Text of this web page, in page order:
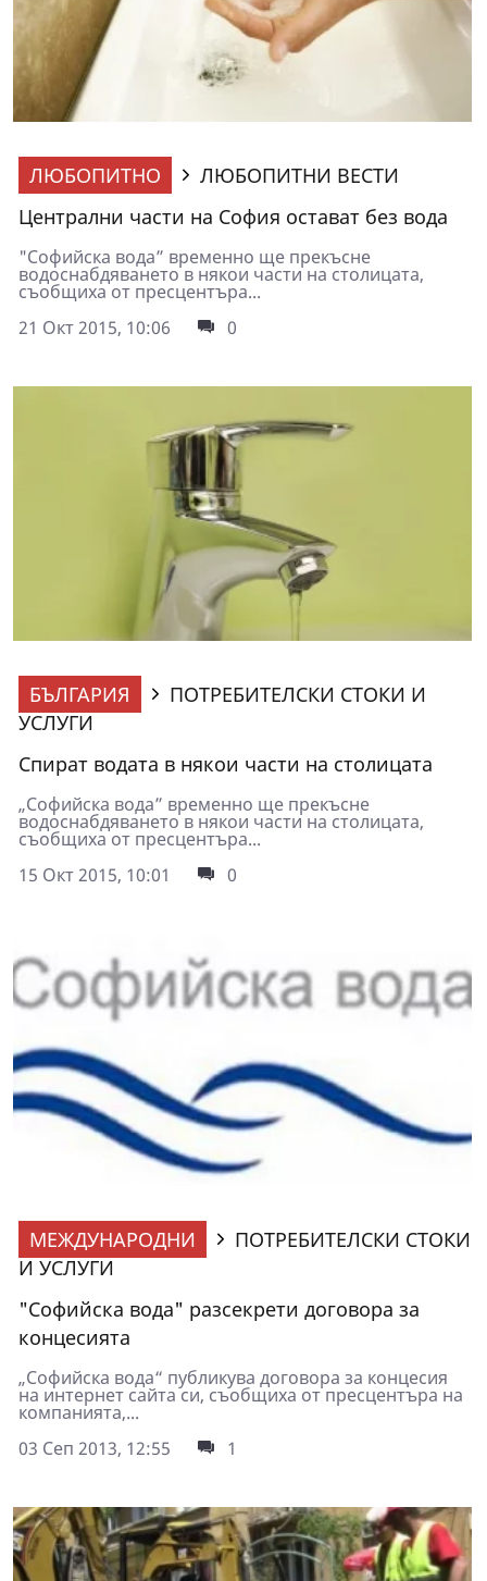
ЛЮБОПИТНО
ЛЮБОПИТНИ ВЕСТИ
Централни части на София остават без вода
"Софийска вода” временно ще прекъсне
водоснабдяването в някои части на столицата,
съобщиха от пресцентъра...
21 Окт 2015, 10:06
0
БЪЛГАРИЯ
ПОТРЕБИТЕЛСКИ СТОКИ И
УСЛУГИ
Спират водата в някои части на столицата
„Софийска вода” временно ще прекъсне
водоснабдяването в някои части на столицата,
съобщиха от пресцентъра...
15 Окт 2015, 10:01
0
МЕЖДУНАРОДНИ
ПОТРЕБИТЕЛСКИ СТОКИ
И УСЛУГИ
"Софийска вода" разсекрети договора за
концесията
„Софийска вода“ публикува договора за концесия
на интернет сайта си, съобщиха от пресцентъра на
компанията,...
03 Сеп 2013, 12:55
1